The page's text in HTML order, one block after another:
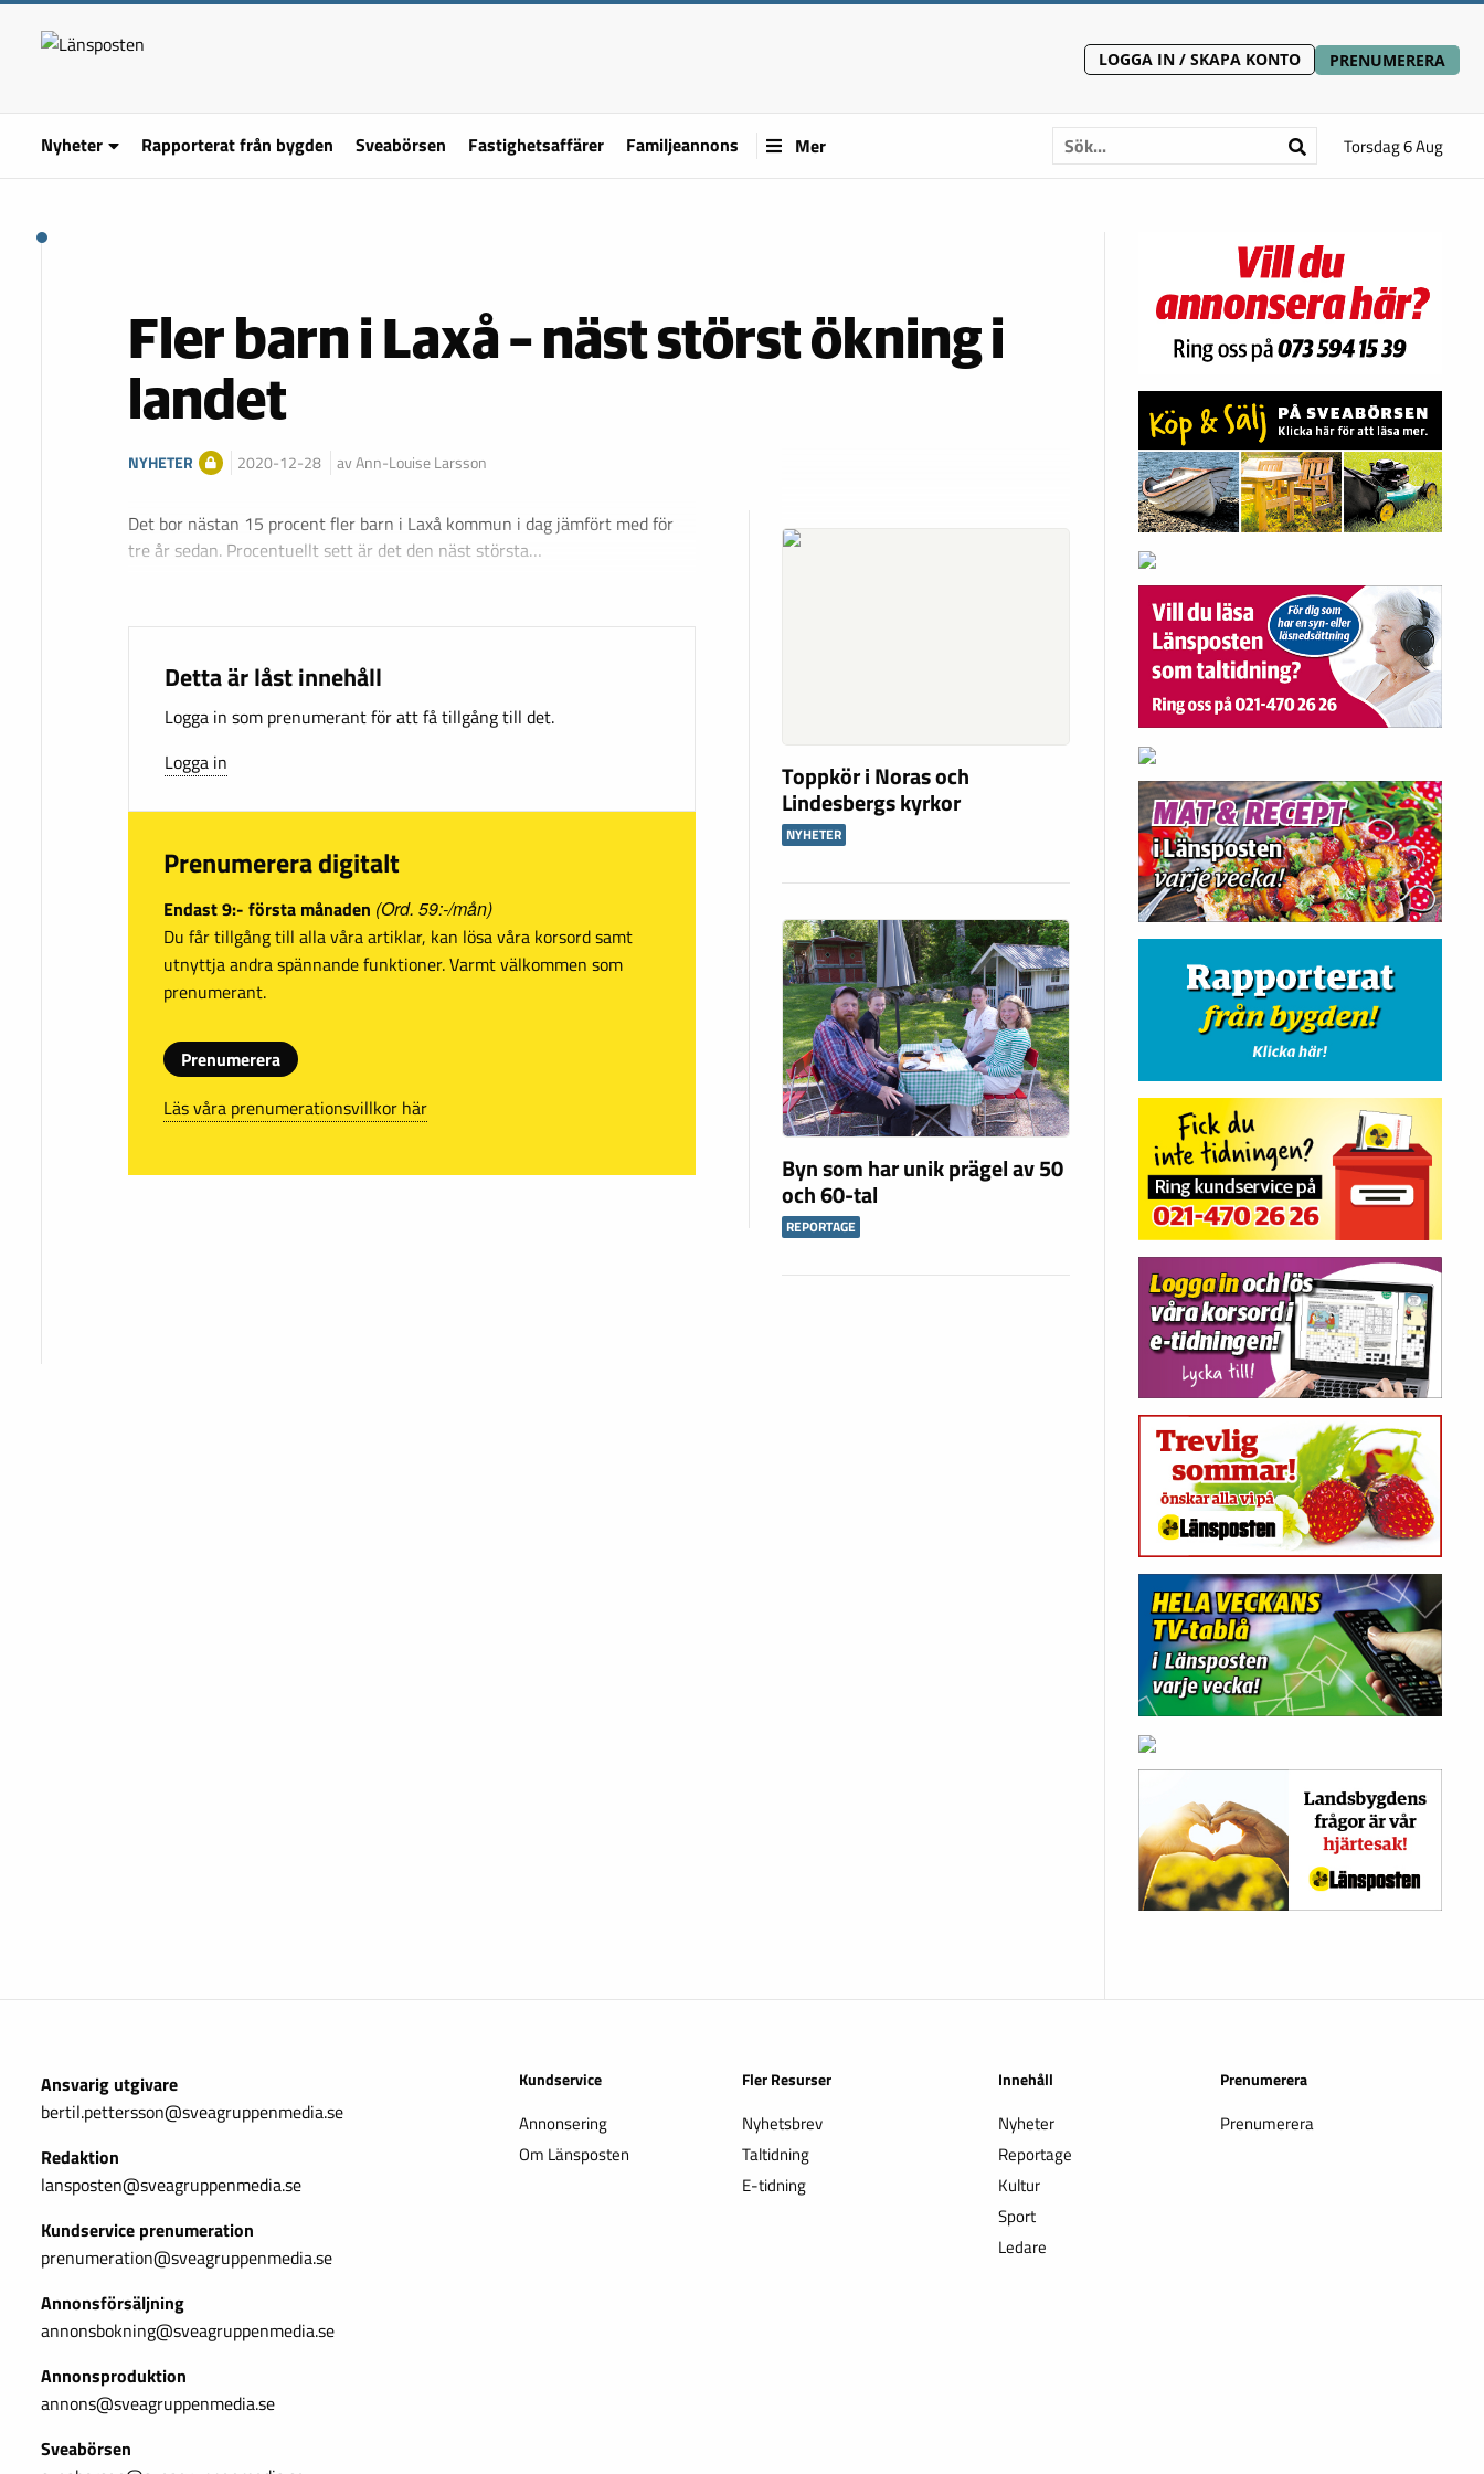
LOGGA IN / SKAPA KONTO PRENUMERERA
Nyheter Rapporterat från bygden Sveabörsen Fastighetsaffärer Familjeannons Mer Torsdag 6 Aug
Fler barn i Laxå – näst störst ökning i
landet
NYHETER 2020-12-28 av Ann-Louise Larsson
Det bor nästan 15 procent fler barn i Laxå kommun i dag jämfört med för
tre år sedan. Procentuellt sett är det den näst största…
Detta är låst innehåll
Logga in som prenumerant för att få tillgång till det.
Logga in
Prenumerera digitalt
Endast 9:- första månaden (Ord. 59:-/mån)
Du får tillgång till alla våra artiklar, kan lösa våra korsord samt
utnyttja andra spännande funktioner. Varmt välkommen som
prenumerant.
Prenumerera
Läs våra prenumerationsvillkor här
Toppkör i Noras och
Lindesbergs kyrkor
NYHETER
Byn som har unik prägel av 50
och 60-tal
REPORTAGE
Ansvarig utgivare
bertil.pettersson@sveagruppenmedia.se
Redaktion
lansposten@sveagruppenmedia.se
Kundservice prenumeration
prenumeration@sveagruppenmedia.se
Annonsförsäljning
annonsbokning@sveagruppenmedia.se
Annonsproduktion
annons@sveagruppenmedia.se
Sveabörsen
Kundservice
Annonsering
Om Länsposten
Fler Resurser
Nyhetsbrev
Taltidning
E-tidning
Innehåll
Nyheter
Reportage
Kultur
Sport
Ledare
Prenumerera
Prenumerera